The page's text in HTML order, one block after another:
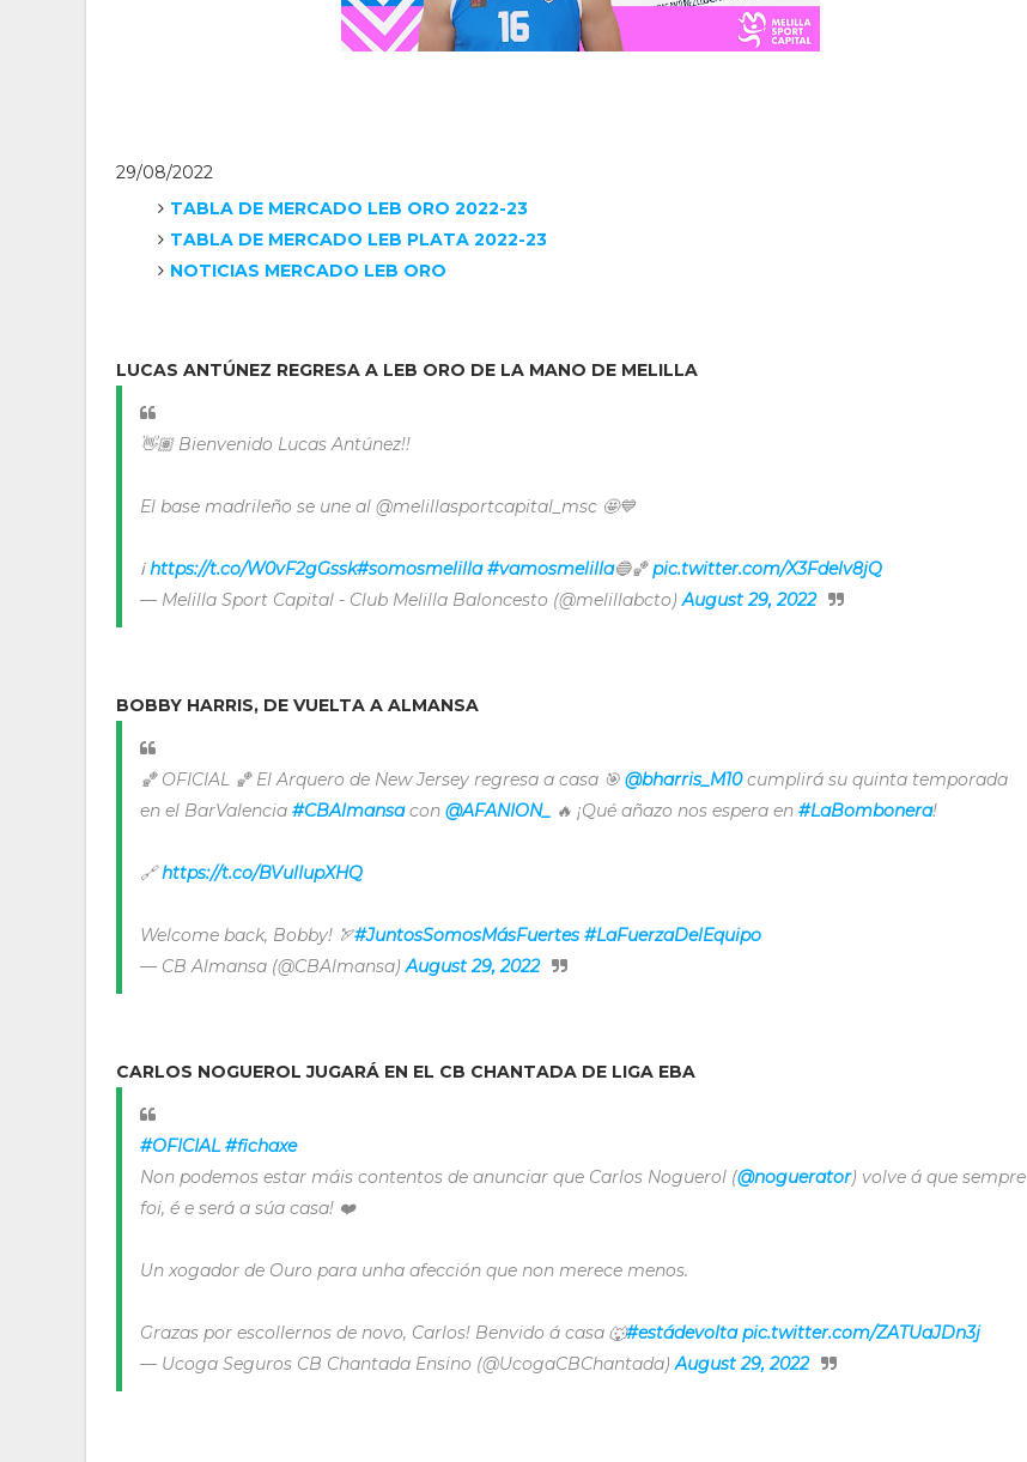
29/08/2022
TABLA DE MERCADO LEB ORO 2022-23
TABLA DE MERCADO LEB PLATA 2022-23
NOTICIAS MERCADO LEB ORO
LUCAS ANTÚNEZ REGRESA A LEB ORO DE LA MANO DE MELILLA
👋🏽 Bienvenido Lucas Antúnez!!
El base madrileño se une al @melillasportcapital_msc 🤩💙
ℹ️https://t.co/W0vF2gGssk#somosmelilla #vamosmelilla🔵🏀pic.twitter.com/X3Fdelv8jQ
— Melilla Sport Capital - Club Melilla Baloncesto (@melillabcto)August 29, 2022
BOBBY HARRIS, DE VUELTA A ALMANSA
🏀 OFICIAL 🏀 El Arquero de New Jersey regresa a casa 🎯 @bharris_M10cumplirá su quinta temporada
en el BarValencia #CBAlmansacon @AFANION_ 🔥 ¡Qué añazo nos espera en #LaBombonera!
🔗https://t.co/BVulIupXHQ
Welcome back, Bobby! 🏹#JuntosSomosMásFuertes #LaFuerzaDelEquipo
— CB Almansa (@CBAlmansa)August 29, 2022
CARLOS NOGUEROL JUGARÁ EN EL CB CHANTADA DE LIGA EBA
#OFICIAL #fichaxe
Non podemos estar máis contentos de anunciar que Carlos Noguerol (@noguerator) volve á que sempre
foi, é e será a súa casa! ❤️
Un xogador de Ouro para unha afección que non merece menos.
Grazas por escollernos de novo, Carlos! Benvido á casa 🐺#estádevolta pic.twitter.com/ZATUaJDn3j
— Ucoga Seguros CB Chantada Ensino (@UcogaCBChantada)August 29, 2022